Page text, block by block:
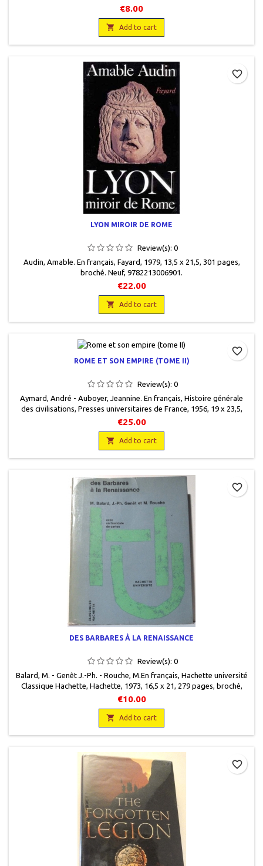
€8.00
 Add to cart
LYON MIROIR DE ROME
Review(s): 0
Audin, Amable. En français, Fayard, 1979, 13,5 x 21,5, 301 pages,
broché. Neuf, 9782213006901.
€22.00
 Add to cart
favorite_border
ROME ET SON EMPIRE (TOME II)
Review(s): 0
Aymard, André - Auboyer, Jeannine. En français, Histoire générale
des civilisations, Presses universitaires de France, 1956, 19 x 23,5,
783 pages, relié, occasion. Très bon état, toilé éditeur bleu. Livre
protégé par un plastique.
€25.00
 Add to cart
favorite_border
DES BARBARES À LA RENAISSANCE
Review(s): 0
Balard, M. - Genêt J.-Ph. - Rouche, M.En français, Hachette université
Classique Hachette, Hachette, 1973, 16,5 x 21, 279 pages, broché,
occasion. Correct. Le pelliculage se décolle par endroits (dos, côtés).
€10.00
 Add to cart
favorite_border
favorite_border